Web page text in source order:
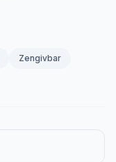
Zengivbar